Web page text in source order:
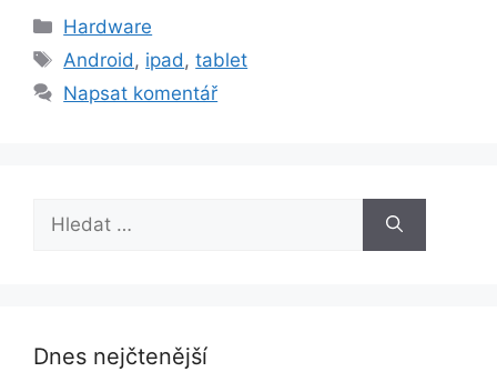
Rubriky
Hardware
Štítky
Android, ipad,tablet
Napsat komentář
Hledat:
Dnes nejčtenější